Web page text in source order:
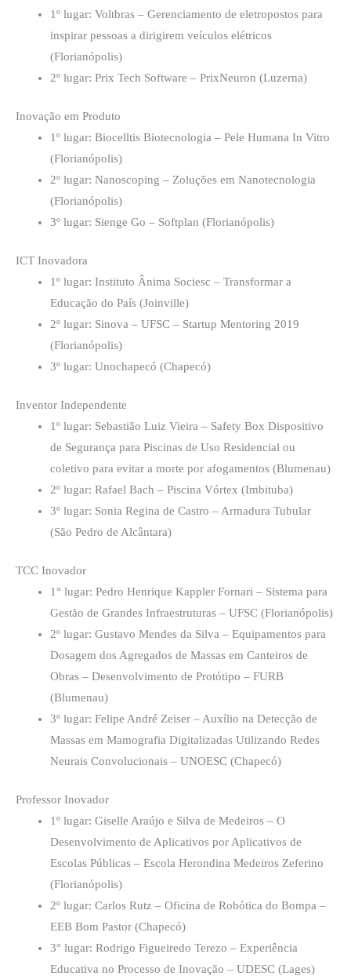
1º lugar: Voltbras – Gerenciamento de eletropostos para
inspirar pessoas a dirigirem veículos elétricos
(Florianópolis)
2º lugar: Prix Tech Software – PrixNeuron (Luzerna)
Inovação em Produto
1º lugar: Biocelltis Biotecnologia – Pele Humana In Vitro
(Florianópolis)
2º lugar: Nanoscoping – Zoluções em Nanotecnologia
(Florianópolis)
3º lugar: Sienge Go – Softplan (Florianópolis)
ICT Inovadora
1º lugar: Instituto Ânima Sociesc – Transformar a
Educação do País (Joinville)
2º lugar: Sinova – UFSC – Startup Mentoring 2019
(Florianópolis)
3º lugar: Unochapecó (Chapecó)
Inventor Independente
1º lugar: Sebastião Luiz Vieira – Safety Box Dispositivo
de Segurança para Piscinas de Uso Residencial ou
coletivo para evitar a morte por afogamentos (Blumenau)
2º lugar: Rafael Bach – Piscina Vórtex (Imbituba)
3º lugar: Sonia Regina de Castro – Armadura Tubular
(São Pedro de Alcântara)
TCC Inovador
1° lugar: Pedro Henrique Kappler Fornari – Sistema para
Gestão de Grandes Infraestruturas – UFSC (Florianópolis)
2º lugar: Gustavo Mendes da Silva – Equipamentos para
Dosagem dos Agregados de Massas em Canteiros de
Obras – Desenvolvimento de Protótipo – FURB
(Blumenau)
3º lugar: Felipe André Zeiser – Auxílio na Detecção de
Massas em Mamografia Digitalizadas Utilizando Redes
Neurais Convolucionais – UNOESC (Chapecó)
Professor Inovador
1º lugar: Giselle Araújo e Silva de Medeiros – O
Desenvolvimento de Aplicativos por Aplicativos de
Escolas Públicas – Escola Herondina Medeiros Zeferino
(Florianópolis)
2º lugar: Carlos Rutz – Oficina de Robótica do Bompa –
EEB Bom Pastor (Chapecó)
3° lugar: Rodrigo Figueiredo Terezo – Experiência
Educativa no Processo de Inovação – UDESC (Lages)